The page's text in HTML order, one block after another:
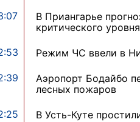
В Приангарье
критического уровня
Режим ЧС ввели в
Аэропорт Бодайбо
лесных пожаров
В Усть-Куте